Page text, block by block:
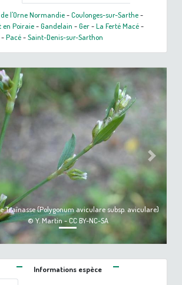
de l'Orne Normandie-Coulonges-sur-Sarthe-
en Poiraie-Gandelain -Ger-La Ferté Macé-
-Pacé-Saint-Denis-sur-Sarthon
Traînasse (Polygonum aviculare subsp. aviculare)
© Y. Martin - CC BY-NC-SA
Next
Informations espèce